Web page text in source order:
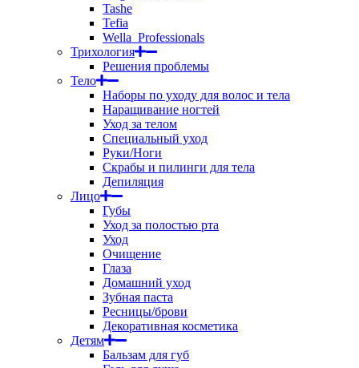
Tashe
Tefia
Wella_Professionals
Трихология
Решения проблемы
Тело
Наборы по уходу для волос и тела
Наращивание ногтей
Уход за телом
Специальный уход
Руки/Ноги
Скрабы и пилинги для тела
Депиляция
Лицо
Губы
Уход за полостью рта
Уход
Очищение
Глаза
Домашний уход
Зубная паста
Ресницы/брови
Декоративная косметика
Детям
Бальзам для губ